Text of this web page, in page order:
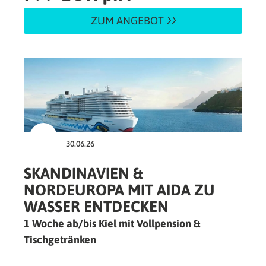
ZUM ANGEBOT
30.06.26
SKANDINAVIEN &
NORDEUROPA MIT AIDA ZU
WASSER ENTDECKEN
1 Woche ab/bis Kiel mit Vollpension &
Tischgetränken